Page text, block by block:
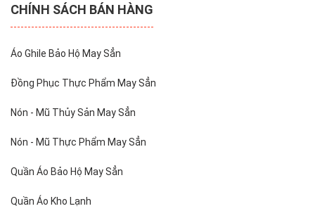
CHÍNH SÁCH BÁN HÀNG
Áo Ghile Bảo Hộ May Sẳn
Đồng Phục Thực Phẩm May Sẳn
Nón - Mũ Thủy Sản May Sẳn
Nón - Mũ Thực Phẩm May Sẳn
Quần Áo Bảo Hộ May Sẳn
Quần Áo Kho Lạnh